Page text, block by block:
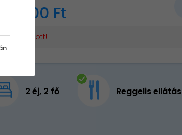
41 800 Ft
Elfogyott!
2 éj, 2 fő Reggelis ellátás